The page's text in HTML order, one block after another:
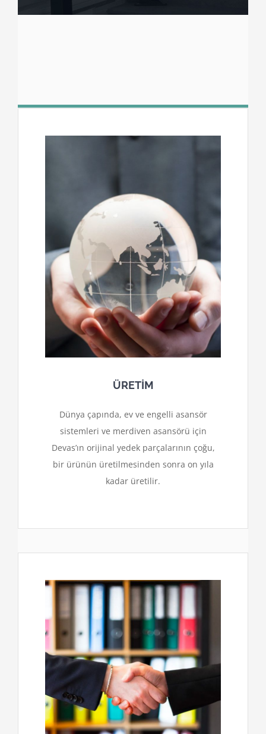
ÜRETİM
Dünya çapında, ev ve engelli asansör
sistemleri ve merdiven asansörü için
Devas’ın orijinal yedek parçalarının çoğu,
bir ürünün üretilmesinden sonra on yıla
kadar üretilir.